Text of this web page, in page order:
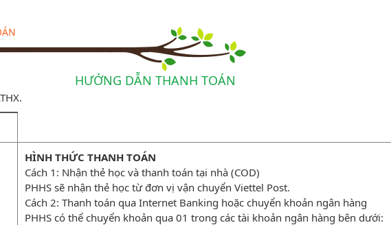
HƯỚNG DẪN THANH TOÁN
HÌNH THỨC THANH TOÁN
Cách 1: Nhận thẻ học và thanh toán tại nhà (COD)
PHHS sẽ nhận thẻ học từ đơn vị vận chuyển Viettel Post.
Cách 2: Thanh toán qua Internet Banking hoặc chuyển khoản ngân hàng
PHHS có thể chuyển khoản qua 01 trong các tài khoản ngân hàng bên dưới: